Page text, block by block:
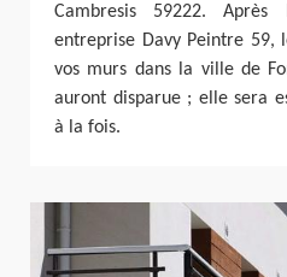
Cambresis 59222. Après
entreprise Davy Peintre 59,
vos murs dans la ville de
auront disparue ; elle sera
à la fois.